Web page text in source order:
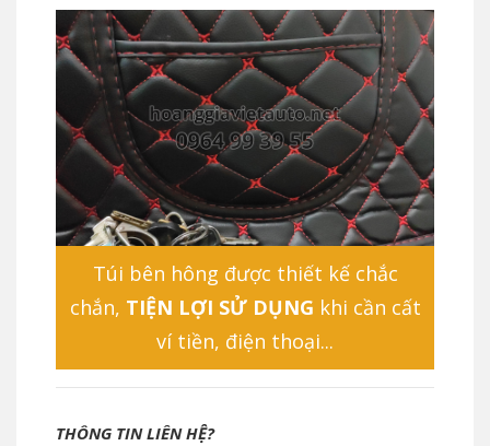
Túi bên hông được thiết kế chắc
chắn, TIỆN LỢI SỬ DỤNG khi cần cất
ví tiền, điện thoại...
THÔNG TIN LIÊN HỆ?